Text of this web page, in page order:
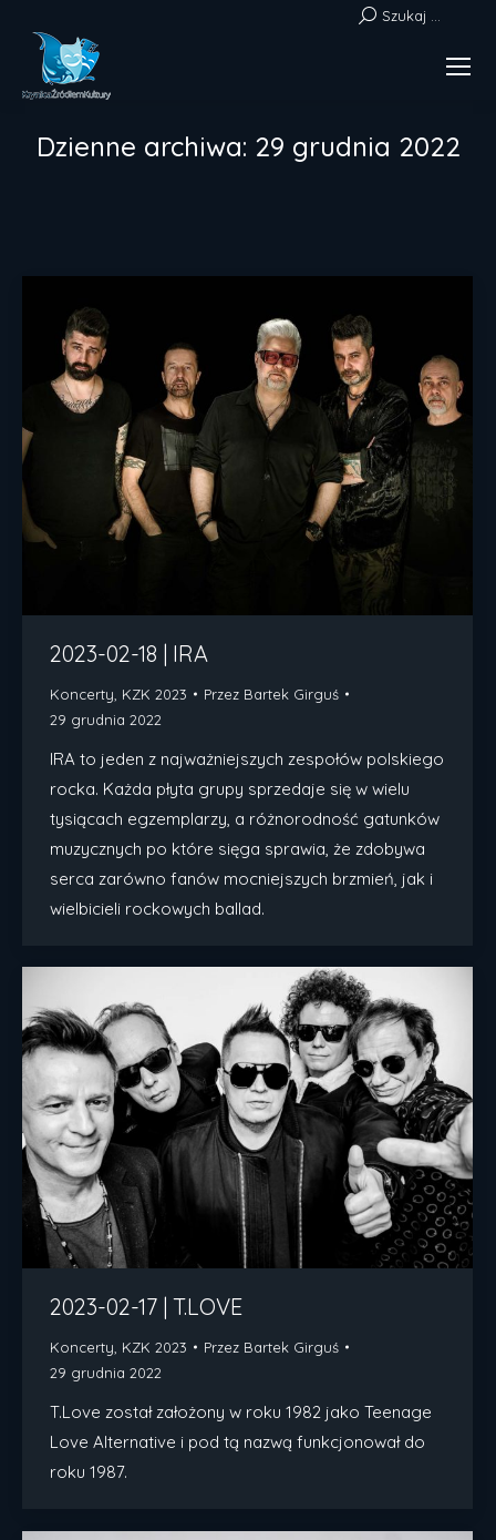
Szukaj:Szukaj ...
Dzienne archiwa: 29 grudnia 2022
2023-02-18 | IRA
Koncerty KZK 2023 Przez Bartek Girguś
29 grudnia 2022
IRA to jeden z najważniejszych zespołów polskiego
rocka. Każda płyta grupy sprzedaje się w wielu
tysiącach egzemplarzy, a różnorodność gatunków
muzycznych po które sięga sprawia, że zdobywa
serca zarówno fanów mocniejszych brzmień, jak i
wielbicieli rockowych ballad.
2023-02-17 | T.LOVE
Koncerty KZK 2023 Przez Bartek Girguś
29 grudnia 2022
T.Love został założony w roku 1982 jako Teenage
Love Alternative i pod tą nazwą funkcjonował do
roku 1987.